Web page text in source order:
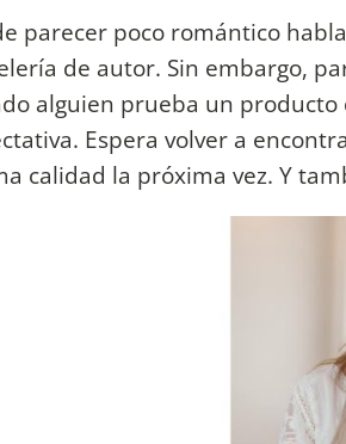
parecer poco romántico
de autor. Sin embargo,
alguien prueba un
Espera volver a
calidad la próxima vez. Y